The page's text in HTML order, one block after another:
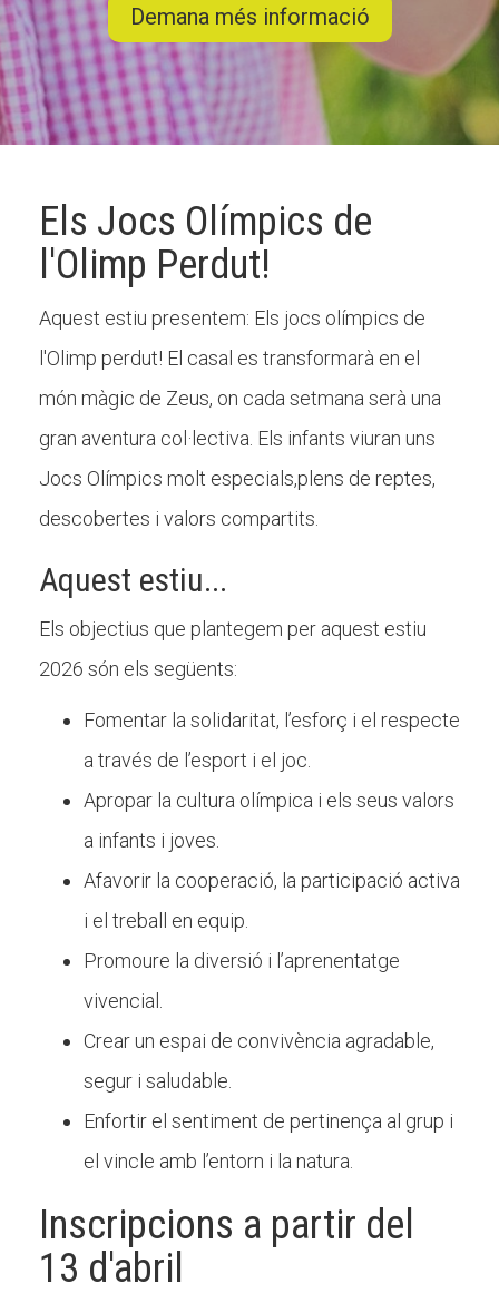
Demana més informació
Els Jocs Olímpics de
l'Olimp Perdut!
Aquest estiu presentem: Els jocs olímpics de
l'Olimp perdut! El casal es transformarà en el
món màgic de Zeus, on cada setmana serà una
gran aventura col·lectiva. Els infants viuran uns
Jocs Olímpics molt especials,plens de reptes,
descobertes i valors compartits.
Aquest estiu...
Els objectius que plantegem per aquest estiu
2026 són els següents:
Fomentar la solidaritat, l’esforç i el respecte
a través de l’esport i el joc.
Apropar la cultura olímpica i els seus valors
a infants i joves.
Afavorir la cooperació, la participació activa
i el treball en equip.
Promoure la diversió i l’aprenentatge
vivencial.
Crear un espai de convivència agradable,
segur i saludable.
Enfortir el sentiment de pertinença al grup i
el vincle amb l’entorn i la natura.
Inscripcions a partir del
13 d'abril
CONEIX FUNDESPLAI
La Fundació
Missió i valors
Els comptes clars
Memòria d'activitats
Proposta educativa
ACTUALITAT
Notícies
Butlletins
Fundesplai als mitjans
Xarxes socials
Fes voluntariat
Fes un donatiu
Treballa amb nosaltres